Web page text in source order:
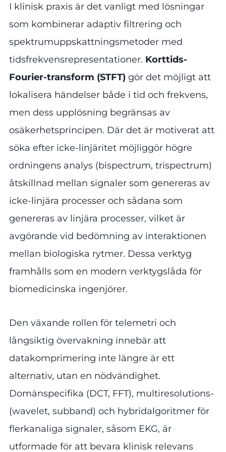
I klinisk praxis är det vanligt med lösningar
som kombinerar adaptiv filtrering och
spektrumuppskattningsmetoder med
tidsfrekvensrepresentationer. Korttids-
Fourier-transform (STFT) gör det möjligt att
lokalisera händelser både i tid och frekvens,
men dess upplösning begränsas av
osäkerhetsprincipen. Där det är motiverat att
söka efter icke-linjäritet möjliggör högre
ordningens analys (bispectrum, trispectrum)
åtskillnad mellan signaler som genereras av
icke-linjära processer och sådana som
genereras av linjära processer, vilket är
avgörande vid bedömning av interaktionen
mellan biologiska rytmer. Dessa verktyg
framhålls som en modern verktygslåda för
biomedicinska ingenjörer.
Den växande rollen för telemetri och
långsiktig övervakning innebär att
datakomprimering inte längre är ett
alternativ, utan en nödvändighet.
Domänspecifika (DCT, FFT), multiresolutions-
(wavelet, subband) och hybridalgoritmer för
flerkanaliga signaler, såsom EKG, är
utformade för att bevara klinisk relevans